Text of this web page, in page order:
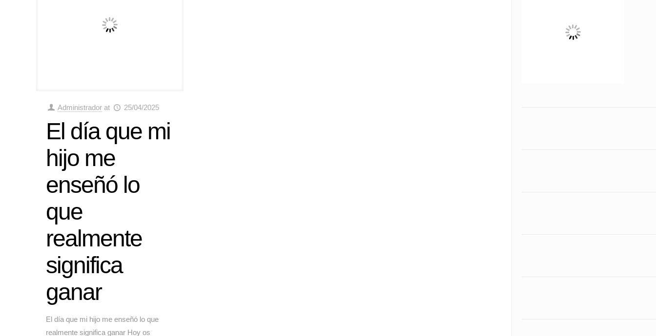
Administrador at 25/04/2025
El día que mi
hijo me
enseñó lo
que
realmente
significa
ganar
El día que mi hijo me enseñó lo que
realmente significa ganar Hoy os